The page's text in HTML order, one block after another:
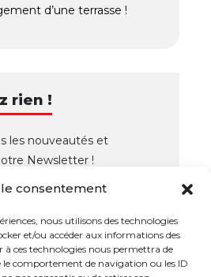
consentement
nous utilisons des technologies
et/ou accéder aux informations des
à ces technologies nous permettra de
le comportement de navigation ou les ID
d’une terrasse !
rien !
les nouveautés et
Newsletter !
OK